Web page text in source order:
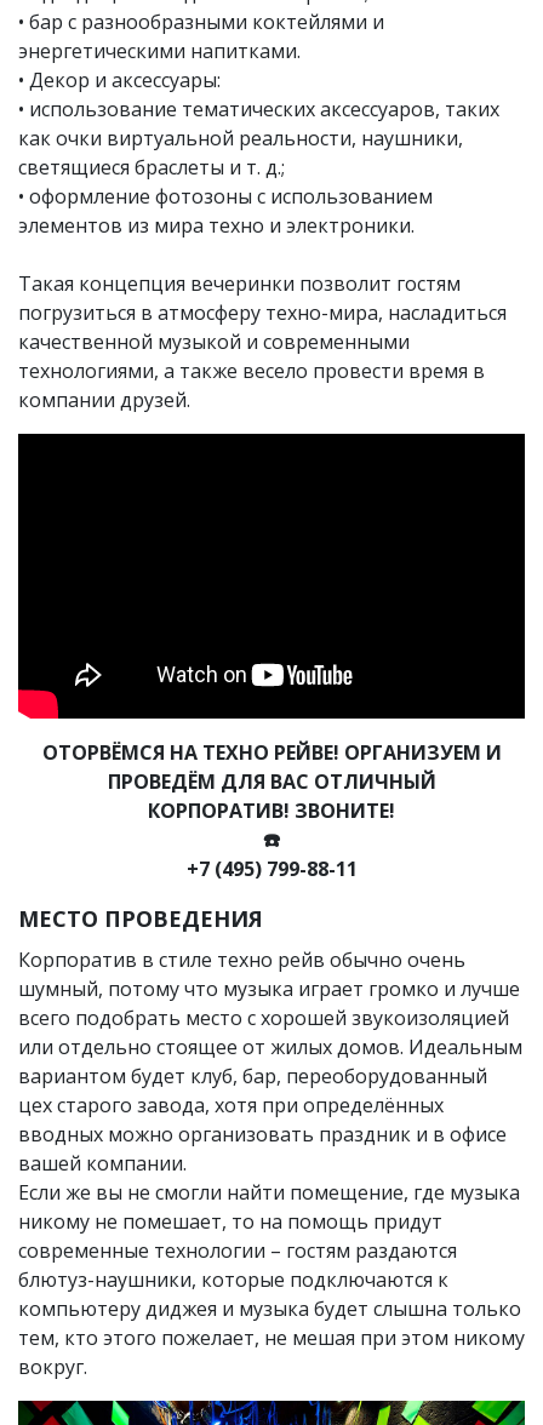
• бар с разнообразными коктейлями и
энергетическими напитками.
• Декор и аксессуары:
• использование тематических аксессуаров, таких
как очки виртуальной реальности, наушники,
светящиеся браслеты и т. д.;
• оформление фотозоны с использованием
элементов из мира техно и электроники.
Такая концепция вечеринки позволит гостям
погрузиться в атмосферу техно-мира, насладиться
качественной музыкой и современными
технологиями, а также весело провести время в
компании друзей.
ОТОРВЁМСЯ НА ТЕХНО РЕЙВЕ! ОРГАНИЗУЕМ И
ПРОВЕДЁМ ДЛЯ ВАС ОТЛИЧНЫЙ
КОРПОРАТИВ! ЗВОНИТЕ!
☎️
+7 (495) 799-88-11
МЕСТО ПРОВЕДЕНИЯ
Корпоратив в стиле техно рейв обычно очень
шумный, потому что музыка играет громко и лучше
всего подобрать место с хорошей звукоизоляцией
или отдельно стоящее от жилых домов. Идеальным
вариантом будет клуб, бар, переоборудованный
цех старого завода, хотя при определённых
вводных можно организовать праздник и в офисе
вашей компании.
Если же вы не смогли найти помещение, где музыка
никому не помешает, то на помощь придут
современные технологии – гостям раздаются
блютуз-наушники, которые подключаются к
компьютеру диджея и музыка будет слышна только
тем, кто этого пожелает, не мешая при этом никому
вокруг.